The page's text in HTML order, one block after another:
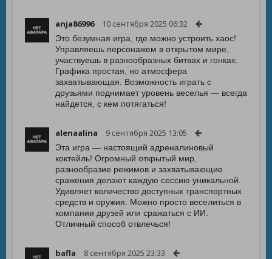
anja86996 10 сентября 2025 06:32
Это безумная игра, где можно устроить хаос!
Управляешь персонажем в открытом мире,
участвуешь в разнообразных битвах и гонках.
Графика простая, но атмосфера
захватывающая. Возможность играть с
друзьями поднимает уровень веселья — всегда
найдется, с кем потягаться!
alenaalina 9 сентября 2025 13:05
Эта игра — настоящий адреналиновый
коктейль! Огромный открытый мир,
разнообразие режимов и захватывающие
сражения делают каждую сессию уникальной.
Удивляет количество доступных транспортных
средств и оружия. Можно просто веселиться в
компании друзей или сражаться с ИИ.
Отличный способ отвлечься!
bafla 8 сентября 2025 23:33